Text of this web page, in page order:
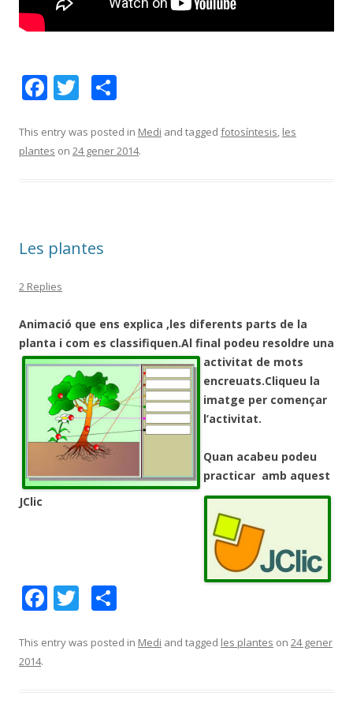
F
e
b
k
T
itt
er
m
p
This entry was posted in Medi and tagged fotosíntesis les
plantes on 24 gener 2014.
Les plantes
2 Replies
Animació que ens explica ,les diferents parts de la
planta i com es classifiquen.Al final podeu resoldre una
activitat de mots
encreuats.Cliqueu la
imatge per començar
l’activitat.
Quan acabeu podeu
practicar amb aquest
JClic
F
e
T
itt m
This entry was posted in Medi and tagged les plantes on 24 gener
2014.